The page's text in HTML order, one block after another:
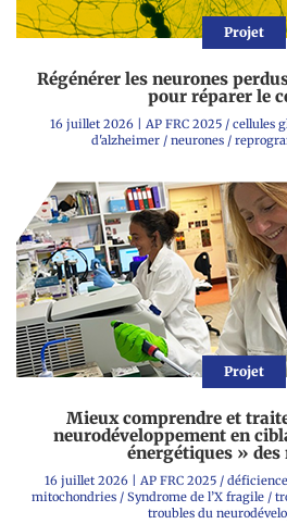
Projet
Régénérer les neurones
pour réparer le
16 juillet 2026 AP FRC 2025 / cellules
d'alzheimer / neurones /
Projet
Mieux comprendre et
neurodéveloppement en
énergétiques » des
16 juillet 2026| AP FRC 2025/
mitochondries / Syndrome de l’X fragile /
troubles du